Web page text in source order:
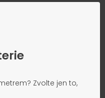
Zvolte jen to,